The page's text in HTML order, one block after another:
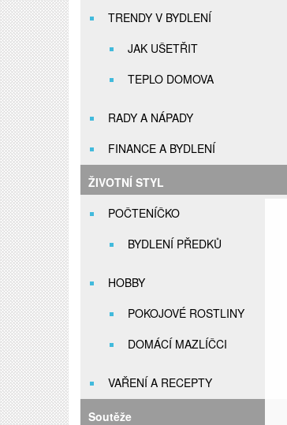
TRENDY V BYDLENÍ
JAK UŠETŘIT
TEPLO DOMOVA
RADY A NÁPADY
FINANCE A BYDLENÍ
ŽIVOTNÍ STYL
POČTENÍČKO
BYDLENÍ PŘEDKŮ
HOBBY
POKOJOVÉ ROSTLINY
DOMÁCÍ MAZLÍČCI
VAŘENÍ A RECEPTY
Soutěže